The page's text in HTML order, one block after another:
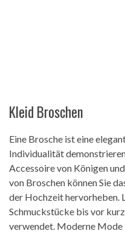
Kleid Broschen
Eine Brosche ist eine
Individualität
Accessoire von Königen
von Broschen können Sie
der Hochzeit hervorheben.
Schmuckstücke bis vor
verwendet. Moderne Mode